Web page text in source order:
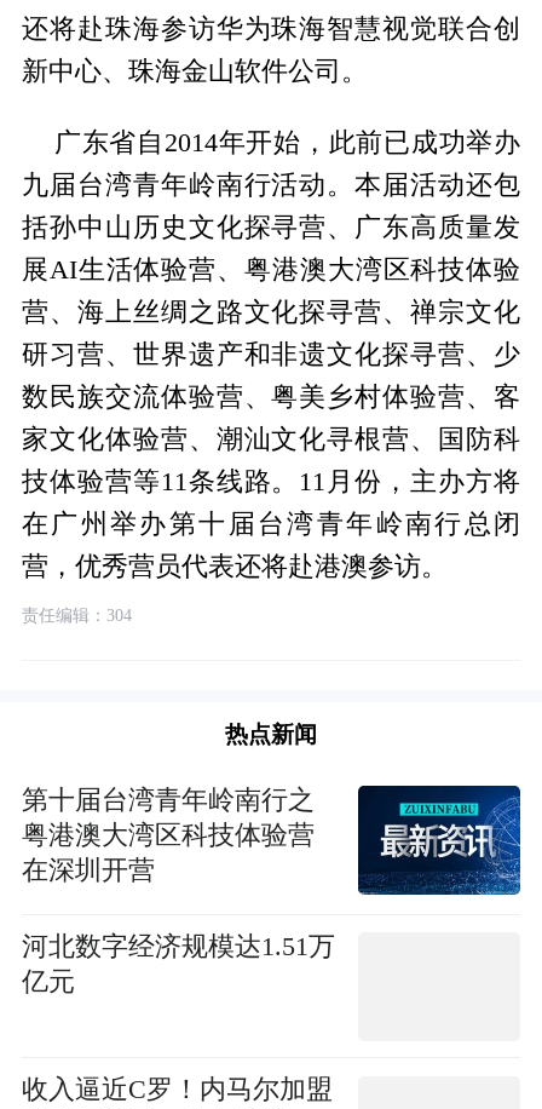
还将赴珠海参访华为珠海智慧视觉联合创
新中心、珠海金山软件公司。
广东省自2014年开始，此前已成功举办
九届台湾青年岭南行活动。本届活动还包
括孙中山历史文化探寻营、广东高质量发
展AI生活体验营、粤港澳大湾区科技体验
营、海上丝绸之路文化探寻营、禅宗文化
研习营、世界遗产和非遗文化探寻营、少
数民族交流体验营、粤美乡村体验营、客
家文化体验营、潮汕文化寻根营、国防科
技体验营等11条线路。11月份，主办方将
在广州举办第十届台湾青年岭南行总闭
营，优秀营员代表还将赴港澳参访。
责任编辑：304
热点新闻
第十届台湾青年岭南行之
粤港澳大湾区科技体验营
在深圳开营
河北数字经济规模达1.51万
亿元
收入逼近C罗！内马尔加盟